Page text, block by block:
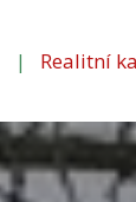
Realitní